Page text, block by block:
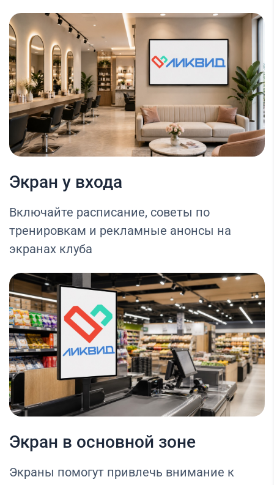
Экран у входа
Включайте расписание, советы по
тренировкам и рекламные анонсы на
экранах клуба
Экран в основной зоне
Экраны помогут привлечь внимание к